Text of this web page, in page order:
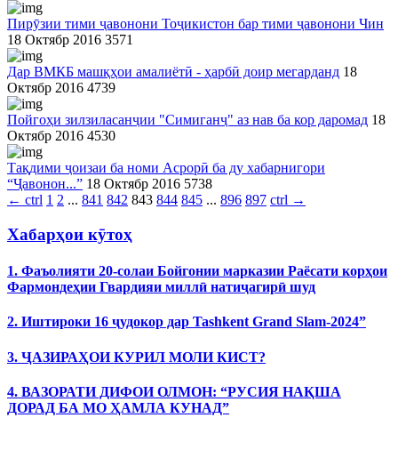
Пирӯзии тими ҷавонони Тоҷикистон бар тими ҷавонони Чин
18 Октябр 2016 3571
Дар ВМКБ машқҳои амалиётӣ - ҳарбӣ доир мегарданд 18
Октябр 2016 4739
Пойгоҳи зилзиласанҷии "Симиганҷ" аз нав ба кор даромад 18
Октябр 2016 4530
Тақдими ҷоизаи ба номи Асрорӣ ба ду хабарнигори
“Ҷавонон...” 18 Октябр 2016 5738
← ctrl 1 2 ... 841 842 843 844 845 ... 896 897 ctrl →
Хабарҳои кӯтоҳ
1. Фаъолияти 20-солаи Бойгонии марказии Раёсати корҳои
Фармондеҳии Гвардияи миллӣ натиҷагирӣ шуд
2. Иштироки 16 ҷудокор дар Tashkent Grand Slam-2024”
3. ҶАЗИРАҲОИ КУРИЛ МОЛИ КИСТ?
4. ВАЗОРАТИ ДИФОИ ОЛМОН: “РУСИЯ НАҚША
ДОРАД БА МО ҲАМЛА КУНАД”